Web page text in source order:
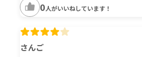
0人がいいねしています！
さんご